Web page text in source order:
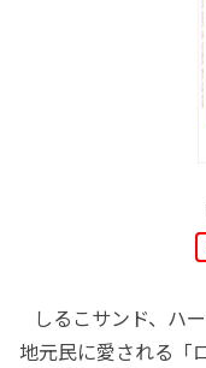
しるこサンド、ハ
地元民に愛される「